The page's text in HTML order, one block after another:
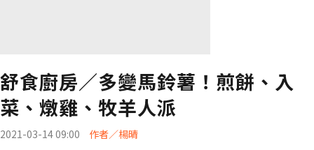
舒食廚房／多變馬鈴薯！煎餅、入
菜、燉雞、牧羊人派
2021-03-14 09:00 作者／楊晴